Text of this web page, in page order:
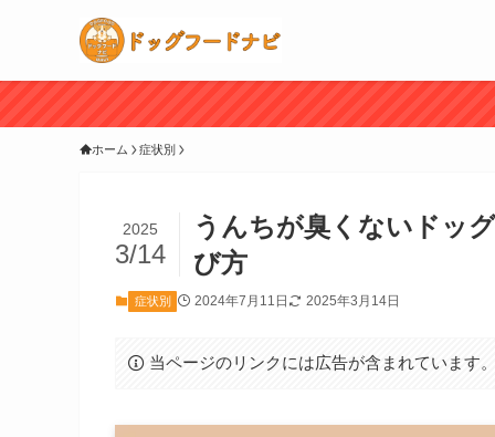
ホーム 症状別
うんちが臭くないドッ
び方
2025
3/14
症状別 2024年7月11日 2025年3月14日
当ページのリンクには広告が含まれています。